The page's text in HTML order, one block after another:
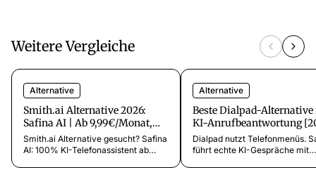
Weitere Vergleiche
Alternative
Smith.ai Alternative 2026:
Safina AI | Ab 9,99€/Monat,
KI-gestützt
Smith.ai Alternative gesucht? Safina
AI: 100% KI-Telefonassistent ab
Alternative
Beste Dialpad-
KI-Anrufbeantwortung
Dialpad nutzt Telefonmenüs.
führt echte KI-Gespräche mit